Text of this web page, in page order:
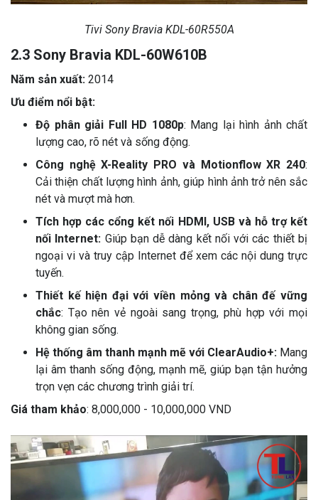
Tivi Sony Bravia KDL-60R550A
2.3 Sony Bravia KDL-60W610B
Năm sản xuất: 2014
Ưu điểm nổi bật:
Độ phân giải Full HD 1080p: Mang lại hình ảnh chất
lượng cao, rõ nét và sống động.
Công nghệ X-Reality PRO và Motionflow XR 240:
Cải thiện chất lượng hình ảnh, giúp hình ảnh trở nên sắc
nét và mượt mà hơn.
Tích hợp các cổng kết nối HDMI, USB và hỗ trợ kết
nối Internet: Giúp bạn dễ dàng kết nối với các thiết bị
ngoại vi và truy cập Internet để xem các nội dung trực
tuyến.
Thiết kế hiện đại với viền mỏng và chân đế vững
chắc: Tạo nên vẻ ngoài sang trọng, phù hợp với mọi
không gian sống.
Hệ thống âm thanh mạnh mẽ với ClearAudio+: Mang
lại âm thanh sống động, mạnh mẽ, giúp bạn tận hưởng
trọn vẹn các chương trình giải trí.
Giá tham khảo: 8,000,000 - 10,000,000 VND